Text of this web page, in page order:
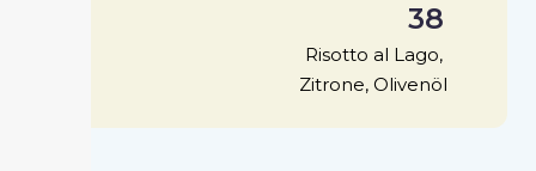
38
Risotto al Lago,
Zitrone, Olivenöl